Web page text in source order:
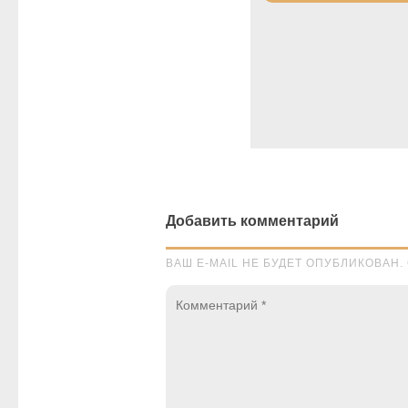
Добавить комментарий
ВАШ E-MAIL НЕ БУДЕТ